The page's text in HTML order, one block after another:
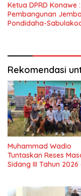
Ketua DPRD Konawe :
Pembangunan
Pondidaha-
Rekomendasi
Muhammad Wadio
Tuntaskan Reses
Sidang III Tahun 2026